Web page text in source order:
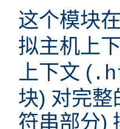
这个模块
拟主机上
上下文 (
块) 对完整
符串部分)